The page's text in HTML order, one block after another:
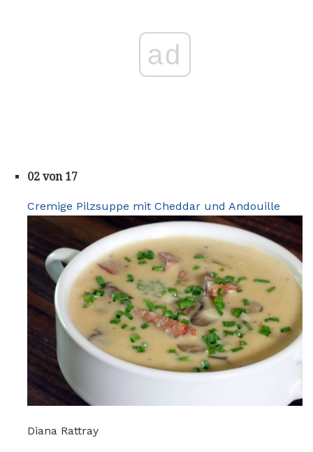
ad
02 von 17
Cremige Pilzsuppe mit Cheddar und Andouille
Diana Rattray